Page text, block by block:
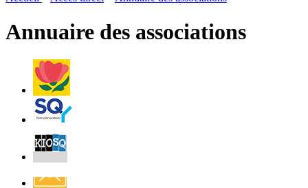
page
Annuaire des associations
Villes
et
Villages
Fleuris
Saint-
Quentin
Billetterie